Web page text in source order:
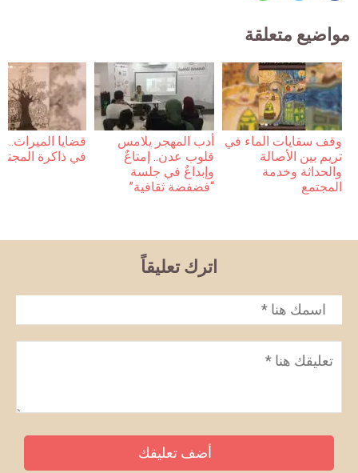
مواضيع متعلقة
وقف سقايات الماء في
تريم بين الأصالة
والحداثة وخدمة
المجتمع
أدب المهجر يلامس
قلوب عدن.. إمتاعٌ
وإبداعٌ في جلسة
“فضفضة ثقافية”
قضايا
في ذاكرة
اترك تعليقاً
الاسم*
تعليق